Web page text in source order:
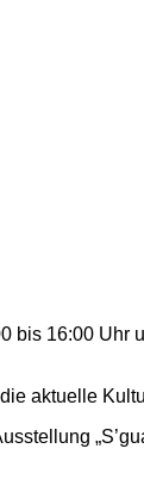
16:00
aktuelle